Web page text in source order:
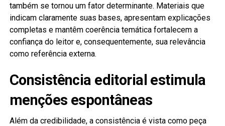
também se tornou um fator determinante. Materiais que
indicam claramente suas bases, apresentam explicações
completas e mantêm coerência temática fortalecem a
confiança do leitor e, consequentemente, sua relevância
como referência externa.
Consistência editorial estimula
menções espontâneas
Além da credibilidade, a consistência é vista como peça